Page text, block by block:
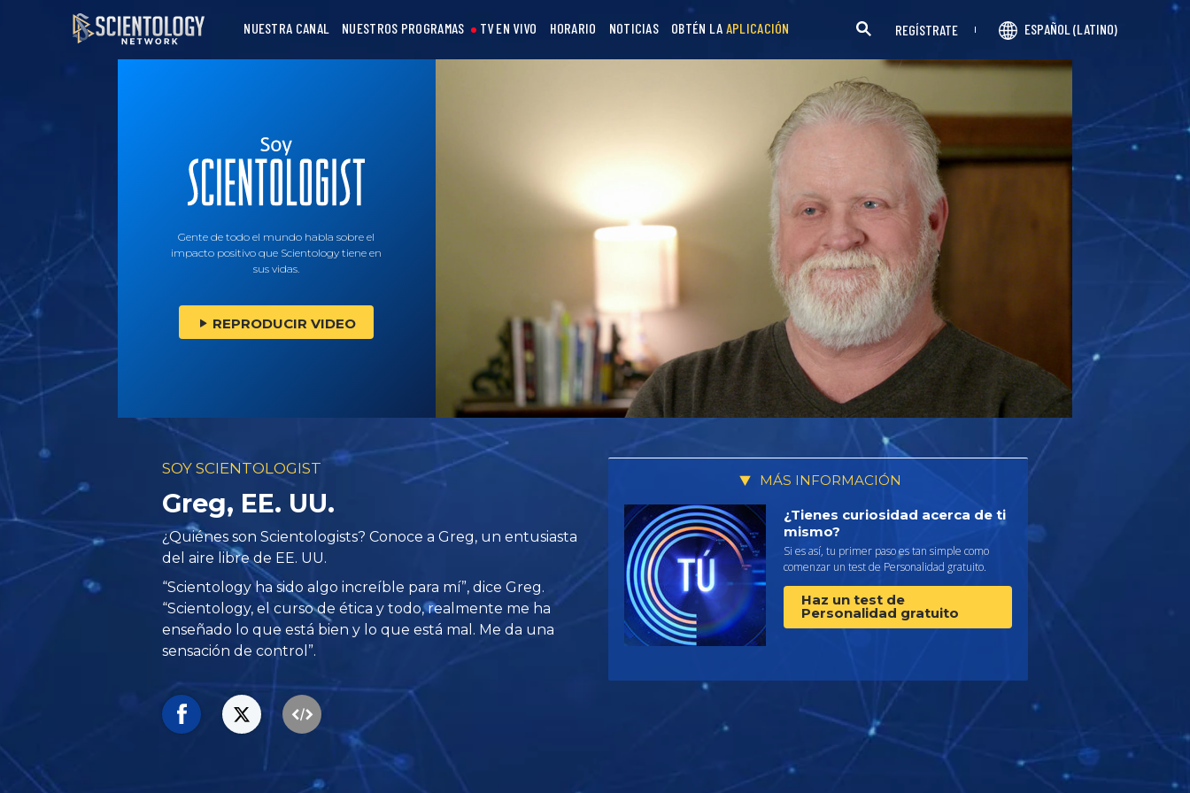
NUESTRA CANAL NUESTROS PROGRAMAS TV EN VIVO HORARIO NOTICIAS OBTÉN LA APLICACIÓN REGÍSTRATE ESPAÑOL (LATINO)
Gente de todo el mundo habla sobre el
impacto positivo que Scientology tiene en
sus vidas.
REPRODUCIR VIDEO
SOY SCIENTOLOGIST
Greg, EE. UU.
¿Quiénes son Scientologists? Conoce a Greg, un entusiasta
del aire libre de EE. UU.
“Scientology ha sido algo increíble para mí”, dice Greg.
“Scientology, el curso de ética y todo, realmente me ha
enseñado lo que está bien y lo que está mal. Me da una
sensación de control”.
MÁS INFORMACIÓN
¿Tienes curiosidad acerca de ti
mismo?
Si es así, tu primer paso es tan simple como
comenzar un test de Personalidad gratuito.
Haz un test de
Personalidad gratuito